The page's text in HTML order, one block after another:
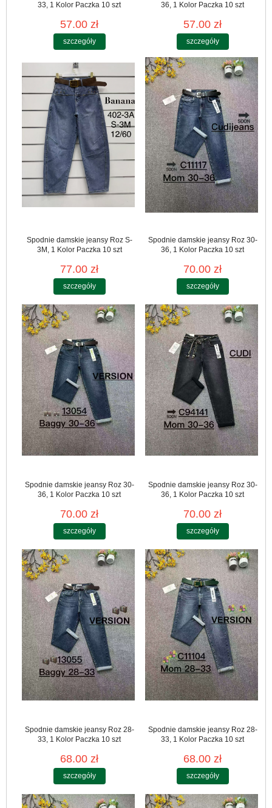
33, 1 Kolor Paczka 10 szt
57.00 zł
szczegóły
36, 1 Kolor Paczka 10 szt
57.00 zł
szczegóły
Spodnie damskie jeansy Roz S-
3M, 1 Kolor Paczka 10 szt
77.00 zł
szczegóły
Spodnie damskie jeansy Roz 30-
36, 1 Kolor Paczka 10 szt
70.00 zł
szczegóły
Spodnie damskie jeansy Roz 30-
36, 1 Kolor Paczka 10 szt
70.00 zł
szczegóły
Spodnie damskie jeansy Roz 30-
36, 1 Kolor Paczka 10 szt
70.00 zł
szczegóły
Spodnie damskie jeansy Roz 28-
33, 1 Kolor Paczka 10 szt
68.00 zł
szczegóły
Spodnie damskie jeansy Roz 28-
33, 1 Kolor Paczka 10 szt
68.00 zł
szczegóły